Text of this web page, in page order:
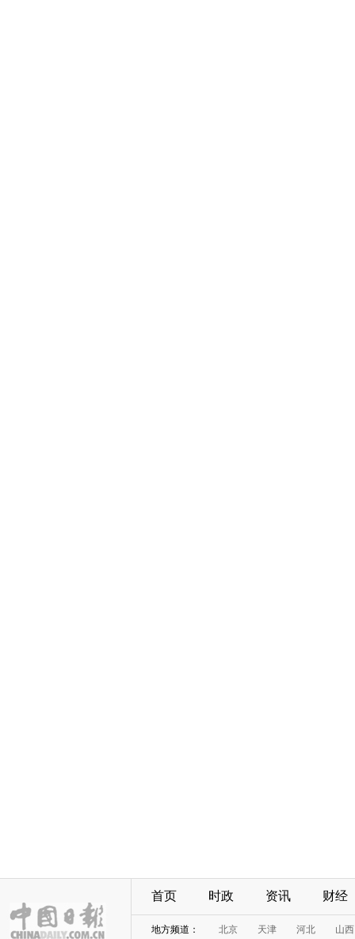
首页 时政 资讯 财经
地方频道： 北京 天津 河北
山西